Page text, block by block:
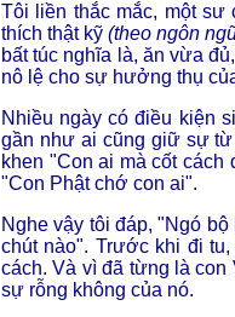
Tôi liền thắc mắc, một
thích thật kỹ(theo ngôn
bất túc nghĩa là, ăn vừa
nô lệ cho sự hưởng thụ
Nhiều ngày có điều kiện
gần như ai cũng giữ sự từ
khen "Con ai mà cốt
"Con Phật chớ con ai".
Nghe vậy tôi đáp, "Ngó
chút nào". Trước khi đi
cách. Và vì đã từng là
sự rỗng không của nó.